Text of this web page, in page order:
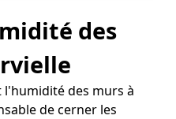
des
des murs à
de cerner les